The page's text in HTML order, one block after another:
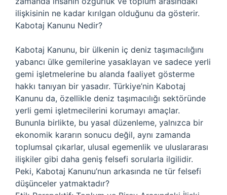
ilişkisinin ne kadar kırılgan olduğunu da gösterir.
Kabotaj Kanunu Nedir?
Kabotaj Kanunu, bir ülkenin iç deniz taşımacılığını
yabancı ülke gemilerine yasaklayan ve sadece yerli
gemi işletmelerine bu alanda faaliyet gösterme
hakkı tanıyan bir yasadır. Türkiye’nin Kabotaj
Kanunu da, özellikle deniz taşımacılığı sektöründe
yerli gemi işletmecilerini korumayı amaçlar.
Bununla birlikte, bu yasal düzenleme, yalnızca bir
ekonomik kararın sonucu değil, aynı zamanda
toplumsal çıkarlar, ulusal egemenlik ve uluslararası
ilişkiler gibi daha geniş felsefi sorularla ilgilidir.
Peki, Kabotaj Kanunu’nun arkasında ne tür felsefi
düşünceler yatmaktadır?